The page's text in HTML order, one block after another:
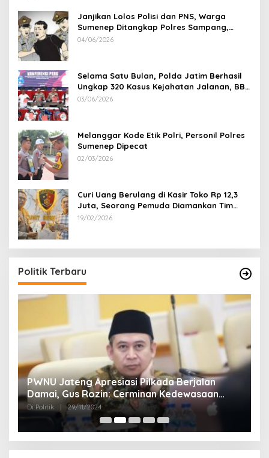
Janjikan Lolos Polisi dan PNS, Warga
Sumenep Ditangkap Polres Sampang,
Korban Rugi Rp 600 juta
04/06/2026
Selama Satu Bulan, Polda Jatim Berhasil
Ungkap 320 Kasus Kejahatan Jalanan, BB
100 Sepeda Motor dan 12 Mobil Diamankan
03/06/2026
Melanggar Kode Etik Polri, Personil Polres
Sumenep Dipecat
02/03/2026
Curi Uang Berulang di Kasir Toko Rp 12,3
Juta, Seorang Pemuda Diamankan Tim
Reskrim Polsek Lenteng Sumenep
19/02/2026
Politik Terbaru
Belum Diumumkan KPU Pamekasan, Pasangan
Kharisma Deklarasi Kemenangan
Di Politik 27/11/2024